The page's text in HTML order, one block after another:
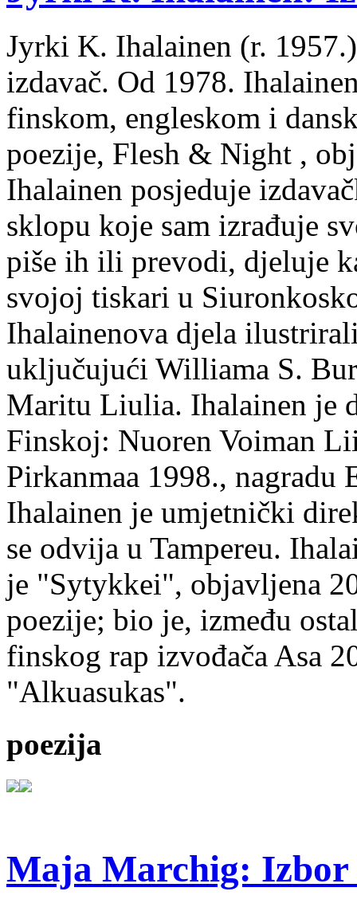
Jyrki K. Ihalainen (r.
izdavač. Od 1978.
finskom, engleskom i
poezije, Flesh & Night ,
Ihalainen posjeduje
sklopu koje sam izrađuje
piše ih ili prevodi, djeluje
svojoj tiskari u
Ihalainenova djela
uključujući Williama S.
Maritu Liulia. Ihalainen je
Finskoj: Nuoren Voiman
Pirkanmaa 1998.,
Ihalainen je umjetnički
se odvija u Tampereu.
je "Sytykkei", objavljena
poezije; bio je, između
finskog rap izvođača Asa
"Alkuasukas".
poezija
Maja Marchig: Izbor